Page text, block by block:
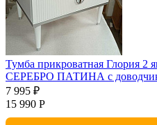
Тумба прикроватная Глория
СЕРЕБРО ПАТИНА с
7 995 ₽
15 990 Р